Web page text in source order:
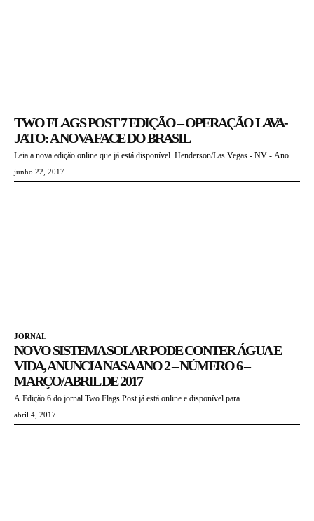
TWO FLAGS POST 7 EDIÇÃO – OPERAÇÃO LAVA-
JATO: A NOVA FACE DO BRASIL
Leia a nova edição online que já está disponível. Henderson/Las Vegas - NV - Ano...
junho 22, 2017
JORNAL
NOVO SISTEMA SOLAR PODE CONTER ÁGUA E
VIDA, ANUNCIA NASA ANO 2 – NÚMERO 6 –
MARÇO/ABRIL DE 2017
A Edição 6 do jornal Two Flags Post já está online e disponível para...
abril 4, 2017